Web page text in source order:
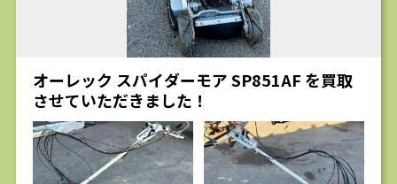
オーレック スパイダーモア SP851AF を買取
させていただきました！